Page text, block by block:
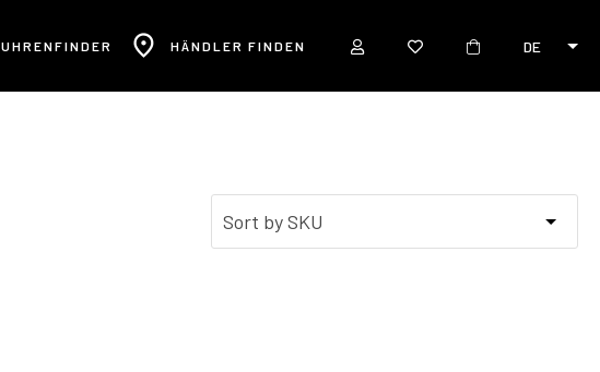
UHRENFINDER HÄNDLER FINDEN DE